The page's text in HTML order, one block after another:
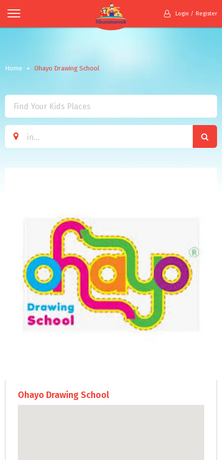
Login Register
Home Ohayo Drawing School
Ohayo Drawing School